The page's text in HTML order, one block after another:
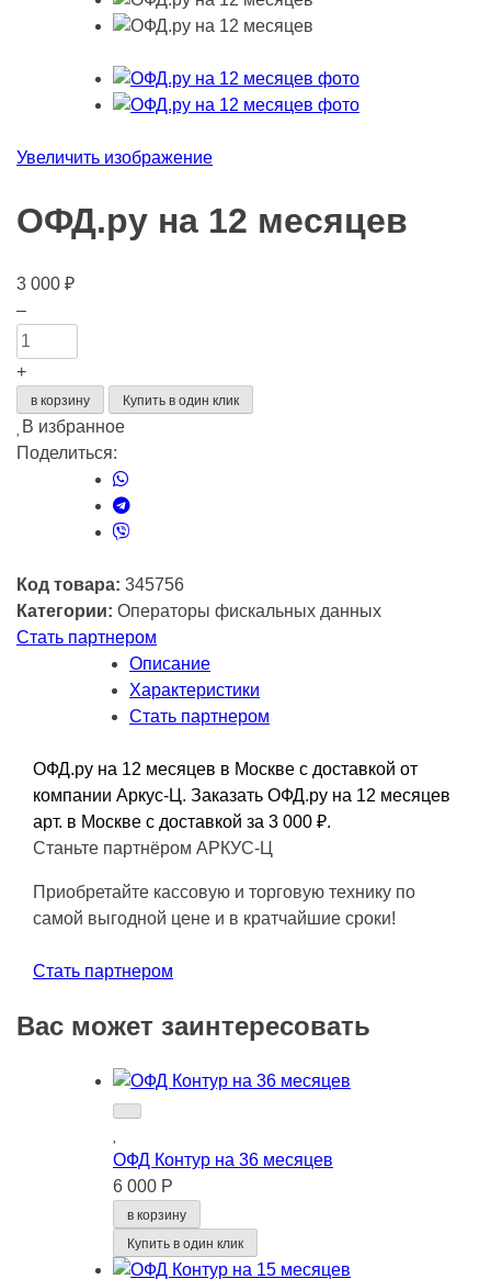
Увеличить изображение
ОФД.ру на 12 месяцев
3 000 ₽
Количество
товара
ОФД.ру
на
12
месяцев
–
+
в корзину Купить в один клик
В избранное
Поделиться:
Код товара: 345756
Категории: Операторы фискальных данных
Стать партнером
Описание
Характеристики
Стать партнером
ОФД.ру на 12 месяцев в Москве с доставкой от
компании Аркус-Ц. Заказать ОФД.ру на 12 месяцев
арт. в Москве с доставкой за 3 000 ₽.
Станьте партнёром АРКУС-Ц
Приобретайте кассовую и торговую технику по
самой выгодной цене и в кратчайшие сроки!
Стать партнером
Вас может заинтересовать
ОФД Контур на 36 месяцев
6 000 Р
в корзину
Купить в один клик